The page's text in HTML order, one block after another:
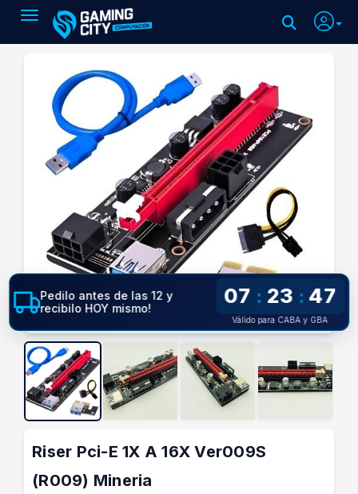
Toggle navigation
Riser Pci-E 1X A 16X Ver009S
(R009) Mineria
Pedilo antes de las 12 y
recibilo HOY mismo!
07 : 23 : 46
Válido para CABA y GBA